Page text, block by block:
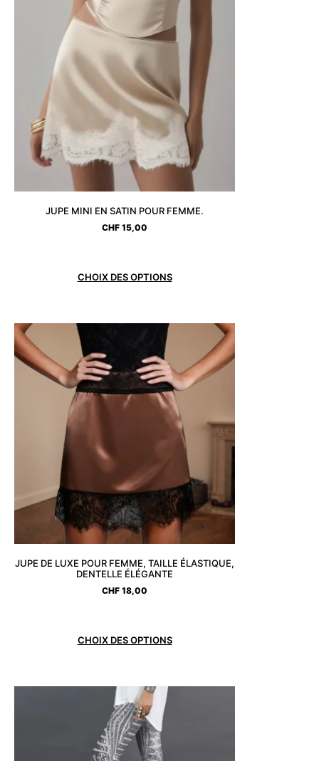
JUPE MINI EN SATIN POUR FEMME.
CHF 15,00
CHOIX DES OPTIONS
JUPE DE LUXE POUR FEMME, TAILLE ÉLASTIQUE,
DENTELLE ÉLÉGANTE
CHF 18,00
CHOIX DES OPTIONS